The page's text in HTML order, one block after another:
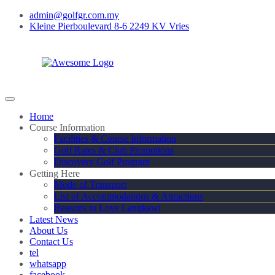
admin@golfgr.com.my
Kleine Pierboulevard 8-6 2249 KV Vries
Home
Course Information
Facilities & Course Information
Golf Rates & Club Promotions
Discovery Golf Program
Getting Here
Mode of Transport
List of Accommodations & Attractions
Reasons to Love Langkawi
Latest News
About Us
Contact Us
tel
whatsapp